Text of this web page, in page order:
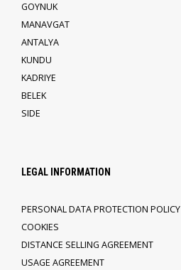
GOYNUK
MANAVGAT
ANTALYA
KUNDU
KADRIYE
BELEK
SIDE
LEGAL INFORMATION
PERSONAL DATA PROTECTION POLICY
COOKIES
DISTANCE SELLING AGREEMENT
USAGE AGREEMENT